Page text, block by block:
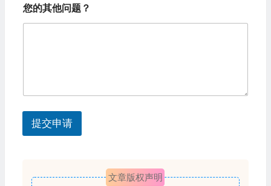
d
S
e
s
+
您的其他问题？
提交申请
文章版权声明